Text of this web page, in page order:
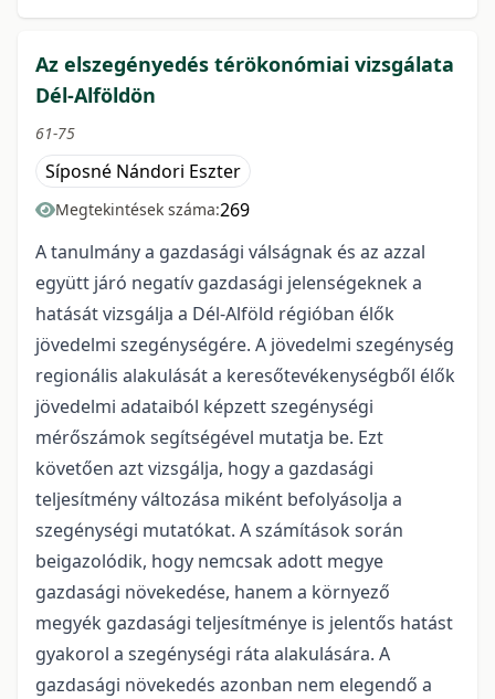
Az elszegényedés térökonómiai vizsgálata
Dél-Alföldön
61-75
Síposné Nándori Eszter
Megtekintések száma:269
A tanulmány a gazdasági válságnak és az azzal
együtt járó negatív gazdasági jelenségeknek a
hatását vizsgálja a Dél-Alföld régióban élők
jövedelmi szegénységére. A jövedelmi szegénység
regionális alakulását a keresőtevékenységből élők
jövedelmi adataiból képzett szegénységi
mérőszámok segítségével mutatja be. Ezt
követően azt vizsgálja, hogy a gazdasági
teljesítmény változása miként befolyásolja a
szegénységi mutatókat. A számítások során
beigazolódik, hogy nemcsak adott megye
gazdasági növekedése, hanem a környező
megyék gazdasági teljesítménye is jelentős hatást
gyakorol a szegénységi ráta alakulására. A
gazdasági növekedés azonban nem elegendő a